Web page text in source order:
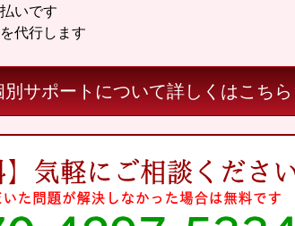
いです
代行します
サポートについて詳しくはこちら